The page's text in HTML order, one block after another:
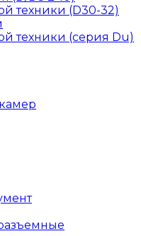
техники (D30-32)
техники (серия Du)